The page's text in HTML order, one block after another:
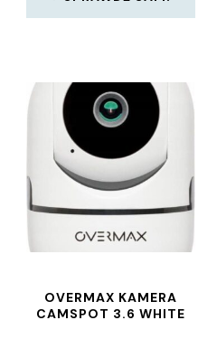
OVERMAX KAMERA
CAMSPOT 3.6 WHITE